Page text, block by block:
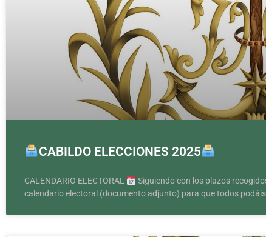
CABILDO ELECCIONES 2025
CALENDARIO ELECTORAL
Siguiendo con los plazos
calendario electoral (documento adjunto) para que todos